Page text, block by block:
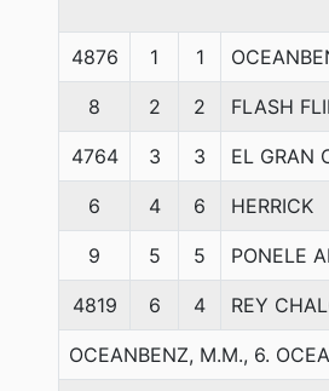
4876 1 1
8 2 2 FLASH
4764 3 3 EL GRAN
6 4 6 HERRICK
9 5 5 PONELE
4819 6 4 REY
OCEANBENZ, M.M., 6.